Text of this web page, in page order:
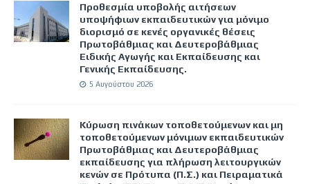
Προθεσμία υποβολής αιτήσεων
υποψήφιων εκπαιδευτικών για μόνιμο
διορισμό σε κενές οργανικές θέσεις
Πρωτοβάθμιας και Δευτεροβάθμιας
Ειδικής Αγωγής και Εκπαίδευσης και
Γενικής Εκπαίδευσης.
5 Αυγούστου 2026
Κύρωση πινάκων τοποθετούμενων και μη
τοποθετούμενων μόνιμων εκπαιδευτικών
Πρωτοβάθμιας και Δευτεροβάθμιας
εκπαίδευσης για πλήρωση λειτουργικών
κενών σε Πρότυπα (Π.Σ.) και Πειραματικά